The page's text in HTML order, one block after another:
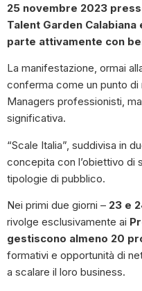
25 novembre 2023
Talent Garden Calabiana
parte attivamente con
La manifestazione, ormai
conferma come un punto
Managers professionisti,
significativa.
“Scale Italia”, suddivisa in
concepita con l’obiettivo di
tipologie di pubblico.
Nei primi due giorni – 23 e
rivolge esclusivamente ai
gestiscono almeno 20
formativi e opportunità di
a scalare il loro business.